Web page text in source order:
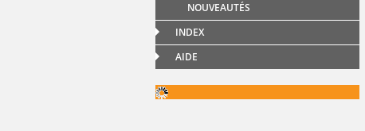
NOUVEAUTÉS
INDEX
AIDE